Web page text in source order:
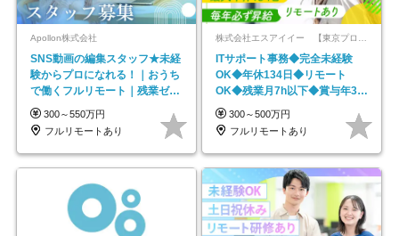
Apollon株式会社
SNS動画の編集スタッフ★未経
験からプロになれる！｜おうち
で働くフルリモート｜残業ゼロ
で18時退勤◎
300～550万円
フルリモートあり
ITサポート事務◆完全未経験
OK◆年休134日◆リモート
OK◆残業月7h以下◆賞与年3回
◆5年目まで必ず昇給
300～500万円
フルリモートあり